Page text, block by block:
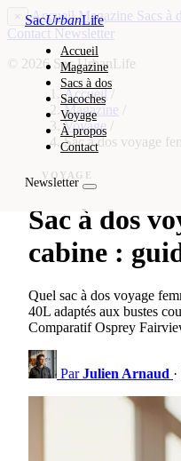
SacUrbanLife
Accueil
Magazine
Sacs à dos
Sacoches
Voyage
À propos
Contact
Newsletter
× AccueilMagazine Sacs à
Contact Newsletter
© 2026 Sac UrbanLife
Accueil /
Magazine
Voyage
Sac à dos voyage
VOYAGE
Sac à dos
cabine :
Quel sac à dos voyage
40L adaptés aux bustes
Comparatif Osprey
ParJulien Arnaud ·